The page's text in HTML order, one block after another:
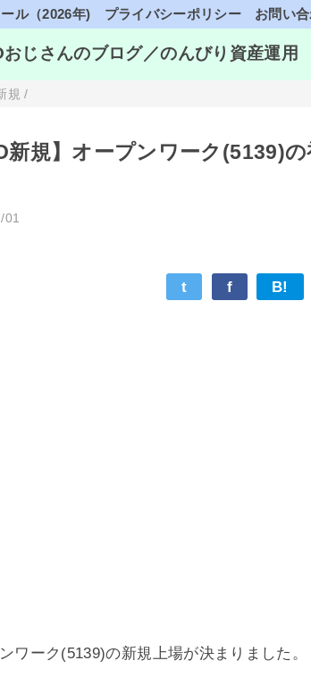
ル（2026年) プライバシーポリシー お問い
じさんのブログ／のんびり資産運用
規 /
新規】オープンワーク(5139)
01
t f B!
ワーク(5139)の新規上場が決まりました。